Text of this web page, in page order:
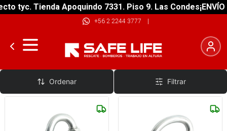
tyc. Tienda Apoquindo 7331. Piso 9. Las Condes¡ENVÍO
+56 2 2244 3777 |
Maillones
Ordenar Filtrar